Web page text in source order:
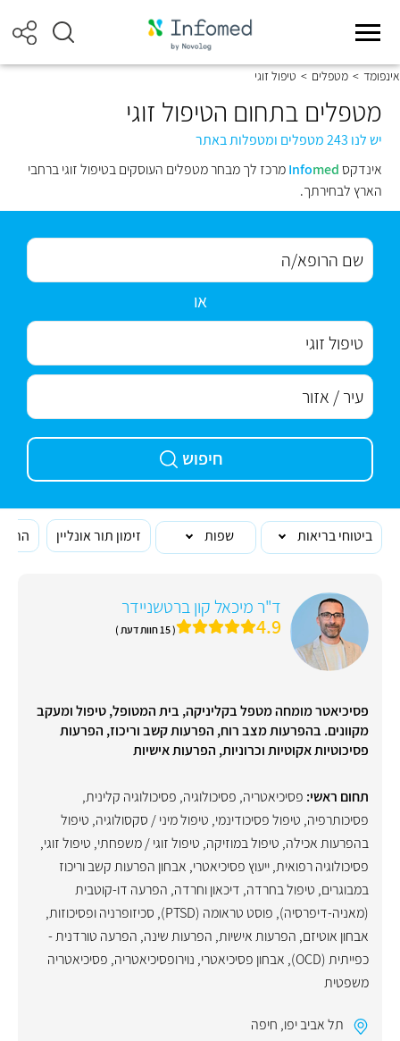
אינפומד > מטפלים > טיפול זוגי
מטפלים בתחום הטיפול זוגי
יש לנו 243 מטפלים ומטפלות באתר
אינדקס
Infomed
מרכז לך מבחר מטפלים העוסקים בטיפול זוגי ברחבי
הארץ לבחירתך.
או
חיפוש
ביטוחי בריאות שפות זימון תור אונליין
ד"ר מיכאל קון ברטשניידר
4.9 ( 15 חוות דעת )
פסיכיאטר מומחה מטפל בקליניקה, בית המטופל, טיפול ומעקב
מקוונים. בהפרעות מצב רוח, הפרעות קשב וריכוז, הפרעות
פסיכוטיות אקוטיות וכרוניות, הפרעות אישיות
תחום ראשי: פסיכיאטריה, פסיכולוגיה, פסיכולוגיה קלינית,
פסיכותרפיה, טיפול פסיכודינמי, טיפול מיני / סקסולוגיה, טיפול
בהפרעות אכילה, טיפול במוזיקה, טיפול זוגי / משפחתי, טיפול זוגי,
פסיכולוגיה רפואית,ייעוץ פסיכיאטרי, אבחון הפרעות קשב וריכוז
במבוגרים, טיפול בחרדה, דיכאון וחרדה, הפרעה דו-קוטבית
(מאניה-דיפרסיה), פוסט טראומה (PTSD) , סכיזופרניה ופסיכוזות,
אבחון אוטיזם, הפרעות אישיות, הפרעות שינה, הפרעה טורדנית -
כפייתית (OCD)
, אבחון פסיכיאטרי, נוירופסיכיאטריה, פסיכיאטריה
משפטית
תל אביב יפו, חיפה